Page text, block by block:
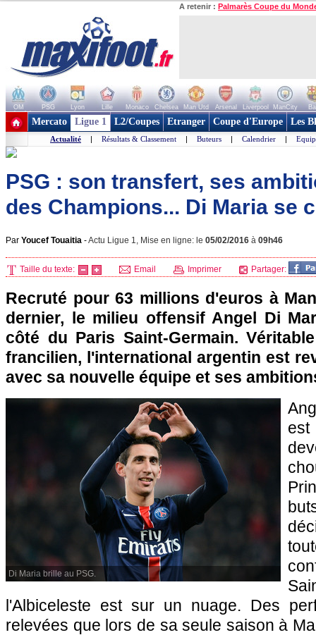
A retenir : Palmarès Coupe du
OM PSG Lyon Lille Monaco Chelsea Man Utd Arsenal Liverpool ManCity
+ de clubs
Mercato Ligue 1 L2/Coupes Etranger Coupe d'Europe Les
Actualité | Résultats & Classement | Buteurs | Calendrier |
PSG : son transfert, ses
des Champions... Di Maria se
Par Youcef Touaitia -Actu Ligue 1, Mise en ligne: le 05/02/2016 à 09h46
Taille du texte: Email Imprimer Partager:
Recruté pour 63 millions d'euros à
dernier, le milieu offensif Angel Di
côté du Paris Saint-Germain.
francilien, l'international argentin est
avec sa nouvelle équipe et ses
Di Maria brille au PSG.
l'Albiceleste est sur un nuage. Des
relevées que lors de sa seule saison à